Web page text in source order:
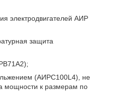
электродвигателей АИР
защита
(АИРС100L4), не
мощности к размерам по